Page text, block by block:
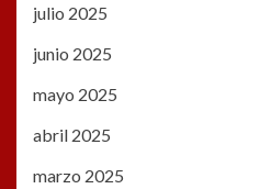
julio 2025
junio 2025
mayo 2025
abril 2025
marzo 2025